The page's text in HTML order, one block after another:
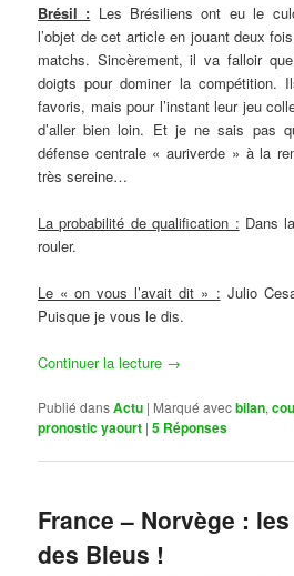
Brésil : Les Brésiliens ont eu le
l’objet de cet article en jouant deux
matchs. Sincèrement, il va falloir
doigts pour dominer la compétition.
favoris, mais pour l’instant leur jeu
d’aller bien loin. Et je ne sais pas
défense centrale « auriverde » à la
très sereine…
La probabilité de qualification : Dans
rouler.
Le « on vous l’avait dit » : Julio
Puisque je vous le dis.
Continuer la lecture →
Publié dansActu | Marqué avecbilan,
pronostic yaourt |5 Réponses
France – Norvège :
des Bleus !